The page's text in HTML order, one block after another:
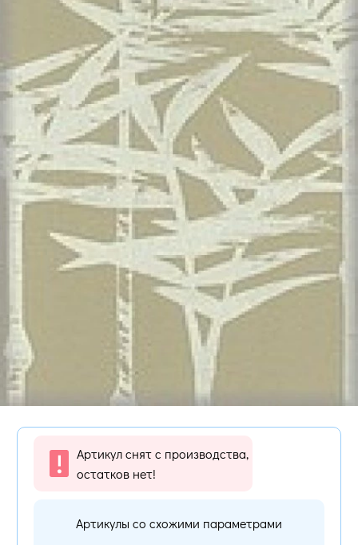
Артикул снят с производства,
остатков нет!
Артикулы со схожими параметрами